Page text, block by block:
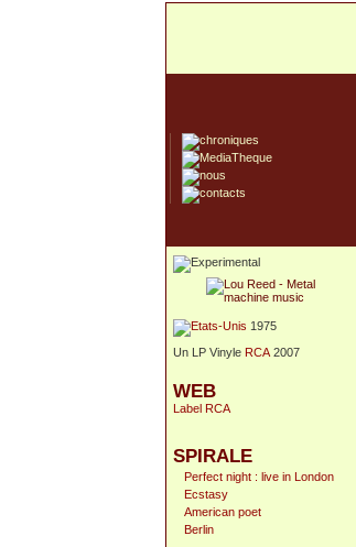
1975
Un LP Vinyle RCA 2007
WEB
Label RCA
SPIRALE
Perfect night : live in London
Ecstasy
American poet
Berlin